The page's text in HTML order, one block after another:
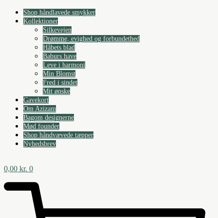
VidereShop håndlavede smykker
Kollektioner
Silkevejen
Drømme, evighed og forbundethed
Håbets blad
Baburs have
Leve i harmoni
Min Blomst
Fred i sindet
Mit ønske
Gavekort
Om Azizam
Bagom designerne
Mød founder
Shop håndvævede tæpper
Nyhedsbrev
0,00 kr. 0